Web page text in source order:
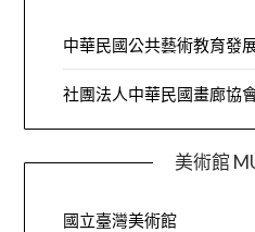
中華民國公共藝術教育發
社團法人中華民國畫廊協
美術館
國立臺灣美術館